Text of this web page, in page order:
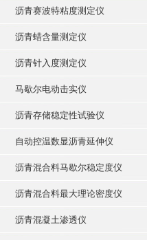
沥青赛波特粘度测定仪
沥青蜡含量测定仪
沥青针入度测定仪
马歇尔电动击实仪
沥青存储稳定性试验仪
自动控温数显沥青延伸仪
沥青混合料马歇尔稳定度仪
沥青混合料最大理论密度仪
沥青混凝土渗透仪